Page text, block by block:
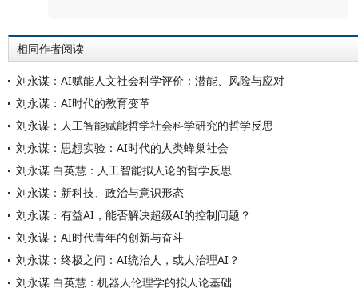
相同作者阅读
刘永谋：AI赋能人文社会科学评价：潜能、风险与应对
刘永谋：AI时代的教育变革
刘永谋：人工智能赋能哲学社会科学研究的哲学反思
刘永谋：思想实验：AI时代的人类蜂巢社会
刘永谋 白英慧：人工智能拟人论的哲学反思
刘永谋：新科技、政治与意识形态
刘永谋：有益AI，能否解决超级AI的控制问题？
刘永谋：AI时代青年的创新与奋斗
刘永谋：终极之问：AI统治人，或人治理AI？
刘永谋 白英慧：机器人伦理学的拟人论基础